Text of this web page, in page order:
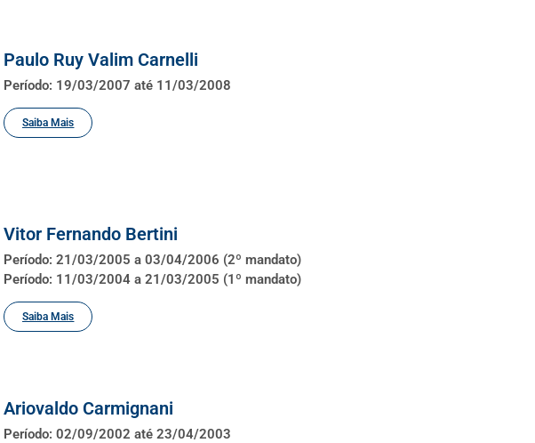
Paulo Ruy Valim Carnelli
Período: 19/03/2007 até 11/03/2008
Saiba Mais
Vitor Fernando Bertini
Período: 21/03/2005 a 03/04/2006 (2º mandato)
Período: 11/03/2004 a 21/03/2005 (1º mandato)
Saiba Mais
Ariovaldo Carmignani
Período: 02/09/2002 até 23/04/2003